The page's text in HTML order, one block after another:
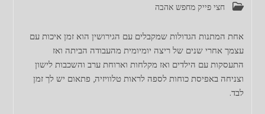
קטגוריה:חצי פייק מחפש אהבה
אחת המתנות הגדולות שמקבלים עם הגירושין הוא זמן איכות עם
עצמך אחרי שנים של ריצה יומיומית מהעבודה הביתה ואז
התעסקות עם הילדים ואז מקלחות וארוחת ערב והשכבות לישון
וצניחה באפיסת כוחות לספה לראות טלוויזיה, פתאום יש לך זמן
לבד.